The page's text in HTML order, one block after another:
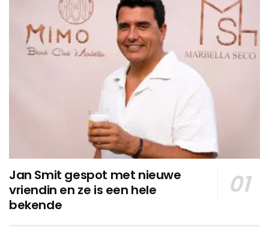
Jan Smit gespot met nieuwe
vriendin en ze is een hele
bekende